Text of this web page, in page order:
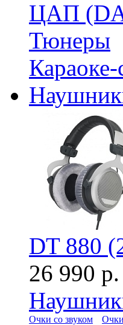
ЦАП
Тюнеры
DT 880
26 990 р.
Очки со звуком Очки